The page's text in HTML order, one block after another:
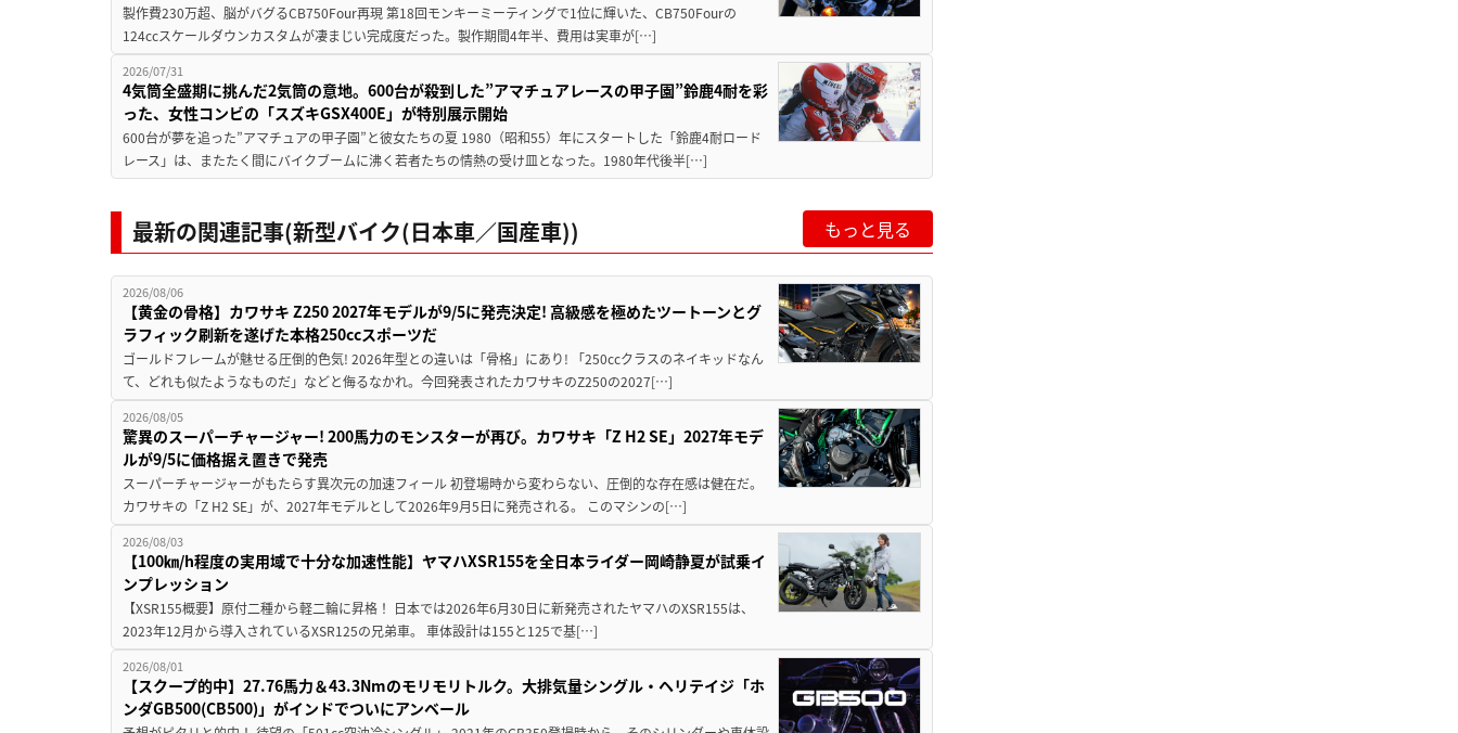
製作費230万超、脳がバグるCB750Four再現 第18回モンキーミーティングで1位に輝いた、CB750Fourの
124ccスケールダウンカスタムが凄まじい完成度だった。製作期間4年半、費用は実車が[…]
2026/07/31
4気筒全盛期に挑んだ2気筒の意地。600台が殺到した”アマチュアレースの甲子園”鈴鹿4耐を彩
った、女性コンビの「スズキGSX400E」が特別展示開始
600台が夢を追った”アマチュアの甲子園”と彼女たちの夏 1980（昭和55）年にスタートした「鈴鹿4耐ロード
レース」は、またたく間にバイクブームに沸く若者たちの情熱の受け皿となった。1980年代後半[…]
最新の関連記事(新型バイク(日本車／国産車)) もっと見る
2026/08/06
【黄金の骨格】カワサキ Z250 2027年モデルが9/5に発売決定! 高級感を極めたツートーンとグ
ラフィック刷新を遂げた本格250ccスポーツだ
ゴールドフレームが魅せる圧倒的色気! 2026年型との違いは「骨格」にあり! 「250ccクラスのネイキッドなん
て、どれも似たようなものだ」などと侮るなかれ。今回発表されたカワサキのZ250の2027[…]
2026/08/05
驚異のスーパーチャージャー! 200馬力のモンスターが再び。カワサキ「Z H2 SE」2027年モデ
ルが9/5に価格据え置きで発売
スーパーチャージャーがもたらす異次元の加速フィール 初登場時から変わらない、圧倒的な存在感は健在だ。
カワサキの「Z H2 SE」が、2027年モデルとして2026年9月5日に発売される。 このマシンの[…]
2026/08/03
【100㎞/h程度の実用域で十分な加速性能】ヤマハXSR155を全日本ライダー岡崎静夏が試乗イ
ンプレッション
【XSR155概要】原付二種から軽二輪に昇格！ 日本では2026年6月30日に新発売されたヤマハのXSR155は、
2023年12月から導入されているXSR125の兄弟車。 車体設計は155と125で基[…]
2026/08/01
【スクープ的中】27.76馬力＆43.3Nmのモリモリトルク。大排気量シングル・ヘリテイジ「ホ
ンダGB500(CB500)」がインドでついにアンベール